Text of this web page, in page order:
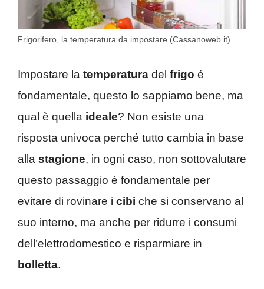
Frigorifero, la temperatura da impostare (Cassanoweb.it)
Impostare la temperatura del frigo é
fondamentale, questo lo sappiamo bene, ma
qual è quella ideale? Non esiste una
risposta univoca perché tutto cambia in base
alla stagione, in ogni caso, non sottovalutare
questo passaggio è fondamentale per
evitare di rovinare i cibi che si conservano al
suo interno, ma anche per ridurre i consumi
dell’elettrodomestico e risparmiare in
bolletta.